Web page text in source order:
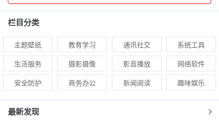
栏目分类
主题壁纸 教育学习 通讯社交
系统工具
生活服务
摄影摄像 影音播放
网络软件
安全防护
商务办公 新闻阅读 趣味娱乐
最新发现